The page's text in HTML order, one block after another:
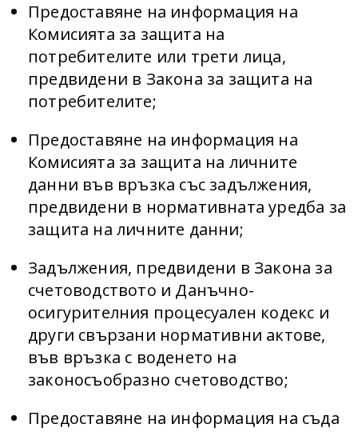
Предоставяне на информация на
Комисията за защита на
потребителите или трети лица,
предвидени в Закона за защита на
потребителите;
Предоставяне на информация на
Комисията за защита на личните
данни във връзка със задължения,
предвидени в нормативната уредба за
защита на личните данни;
Задължения, предвидени в Закона за
счетоводството и Данъчно-
осигурителния процесуален кодекс и
други свързани нормативни актове,
във връзка с воденето на
законосъобразно счетоводство;
Предоставяне на информация на съда